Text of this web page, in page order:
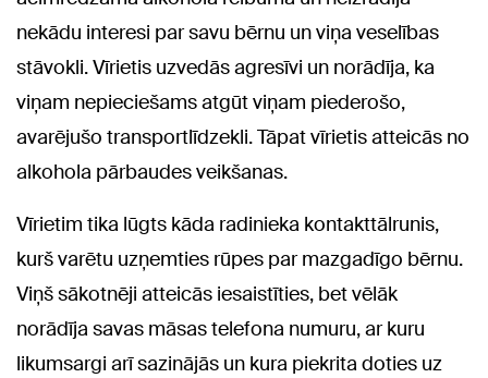
nekādu interesi par savu bērnu un viņa veselības
stāvokli. Vīrietis uzvedās agresīvi un norādīja, ka
viņam nepieciešams atgūt viņam piederošo,
avarējušo transportlīdzekli. Tāpat vīrietis atteicās no
alkohola pārbaudes veikšanas.
Vīrietim tika lūgts kāda radinieka kontakttālrunis,
kurš varētu uzņemties rūpes par mazgadīgo bērnu.
Viņš sākotnēji atteicās iesaistīties, bet vēlāk
norādīja savas māsas telefona numuru, ar kuru
likumsargi arī sazinājās un kura piekrita doties uz